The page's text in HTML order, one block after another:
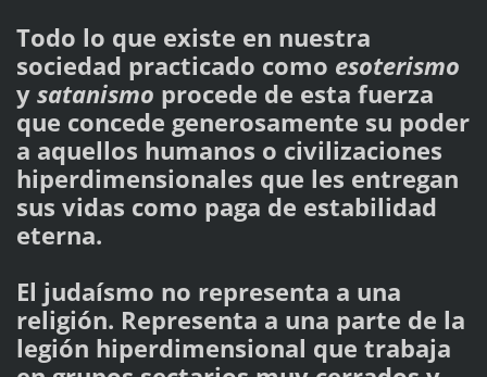
Todo lo que existe en nuestra
sociedad practicado como esoterismo
ysatanismo procede de esta fuerza
que concede generosamente su poder
a aquellos humanos o civilizaciones
hiperdimensionales que les entregan
sus vidas como paga de estabilidad
eterna.
El judaísmo no representa a una
religión. Representa a una parte de la
legión hiperdimensional que trabaja